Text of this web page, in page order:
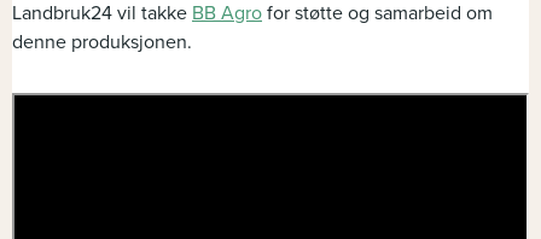
Landbruk24 vil takke BB Agro for støtte og samarbeid om
denne produksjonen.